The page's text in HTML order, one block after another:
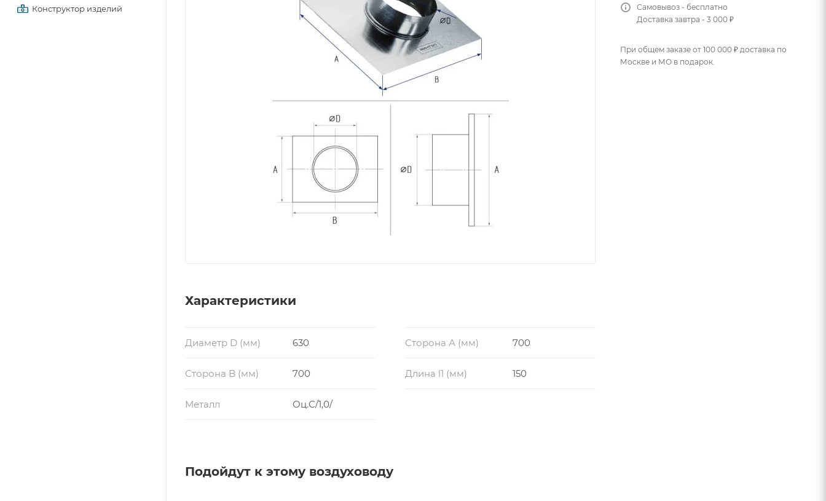
Конструктор изделий
Характеристики
Диаметр D (мм) 630 Сторона А (мм) 700
Сторона B (мм) 700 Длина l1 (мм) 150
Металл Оц.С/1,0/
Самовывоз - бесплатно
Доставка завтра - 3 000 ₽
При общем заказе от 100 000 ₽ доставка по
Москве и МО в подарок.
Подойдут к этому воздуховоду